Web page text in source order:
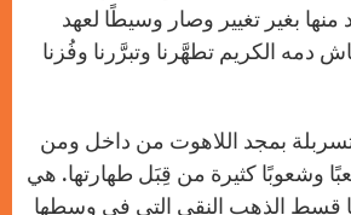
بغير تغيير وصار وسيطًا لعهد
دمه الكريم تطهَّرنا وتبرَّرنا وفُزنا
بمجد اللاهوت من داخل ومن
وشعوبًا كثيرة من قِبَل طهارتها. هي
قسط الذهب النقي التي في وسطها